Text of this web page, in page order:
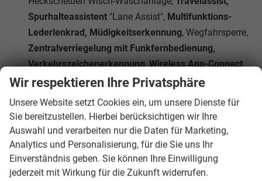
Spurhalteassistent "Lane Assist", Multifunktions-
Lederlenkrad, Müdigkeitserkennung, Wegfahrsperre,
Zentralverriegelung mit Funkfernbedienung,
Verkehrszeichenerkennung,Wireless App-Connect
( Navigationbequem über Smartphone-Apps wie
Das Fahrzeug verfügt über kein fest verbautes
Navigationssystem. DurchApple CarPlay / Android
Auto ist jedoch eineNavigationüber kompatible
Smartphone-Apps (z.B. Google Maps oder Apple
Karten) über denFahrzeugbildschirmmöglich.
Wir respektieren Ihre Privatsphäre
Unsere Website setzt Cookies ein, um unsere Dienste für
Sie bereitzustellen. Hierbei berücksichtigen wir Ihre
Auswahl und verarbeiten nur die Daten für Marketing,
Analytics und Personalisierung, für die Sie uns Ihr
Einverständnis geben. Sie können Ihre Einwilligung
jederzeit mit Wirkung für die Zukunft widerrufen.